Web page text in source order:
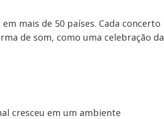
mais de 50 países. Cada concerto
de som, como uma celebração da
cresceu em um ambiente